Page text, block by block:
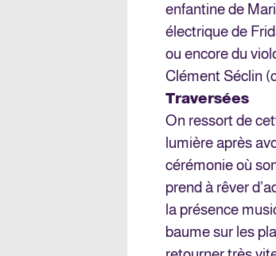
enfantine de
électrique de
ou encore du
Clément Séclin
Traversées
On ressort de
lumière après
cérémonie où
prend à rêver
la présence
baume sur les